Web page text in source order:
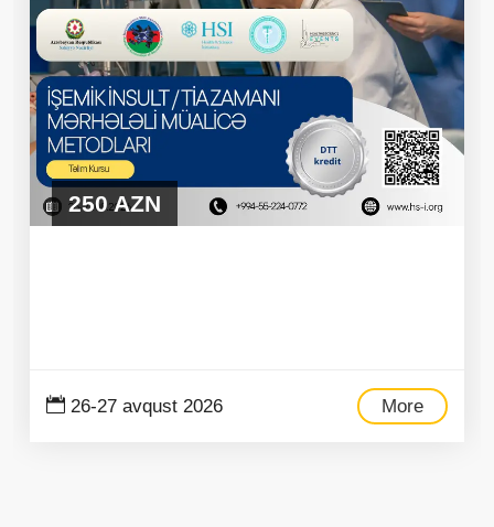
250 AZN
26-27 avqust 2026 More